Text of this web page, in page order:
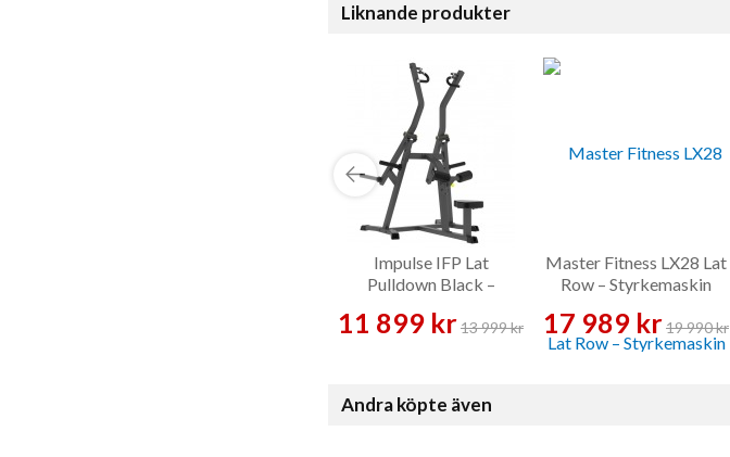
Liknande produkter
Impulse IFP Lat
Pulldown Black –
11 899 kr13 999 kr
Master Fitness LX28 Lat
Row – Styrkemaskin
17 989 kr19 990 kr
Andra köpte även